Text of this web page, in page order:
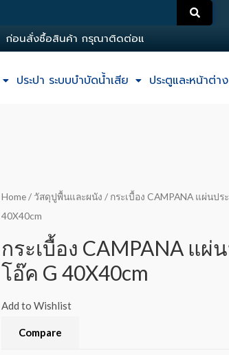
นสงซอสนคา กร ณาตดตอแอด
ประปา ระบบบำบัดน้ำเสีย ประตูและหน้าต่าง
Home/ วัสดุปูพื้นและผนัง / กระเบื้อง CAMPANA แผ่นปร
40X40cm
กระเบื้อง CAMPANA แผ่
โอ๊ค G 40X40cm
Add to Wishlist
Compare